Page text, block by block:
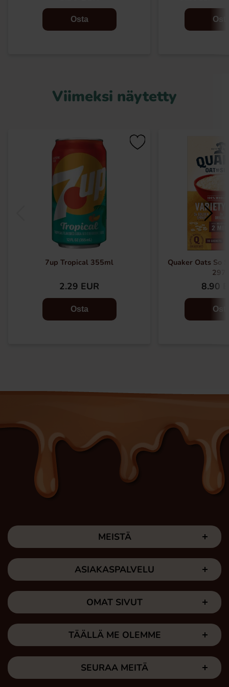
Osta
Viimeksi näytetty
7up Tropical 355ml
2.29 EUR
Osta
Quaker Oats So
8.90
MEISTÄ
ASIAKASPALVELU
OMAT SIVUT
TÄÄLLÄ ME OLEMME
SEURAA MEITÄ